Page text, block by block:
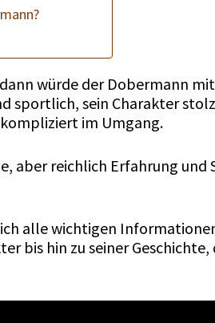
würde der Dobermann
sportlich, sein Charakter
im Umgang.
aber reichlich Erfahrung
alle wichtigen
bis hin zu seiner